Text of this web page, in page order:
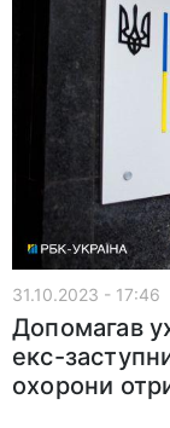
31.10.2023 - 17:46
Допомагав
екс-
охорони